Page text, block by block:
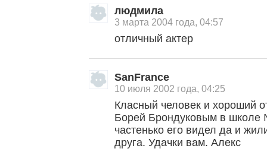
людмила
3 марта 2004 года, 04:57
отличный актер
SanFrance
10 июля 2002 года, 04:25
Класный человек и xороший
Борей Брондуковым в школе
частенько его видел да и
друга. Удачки вам. Алекс
, поделитесь своим мнением
Малосодержательные и грубые отзывы нещадно